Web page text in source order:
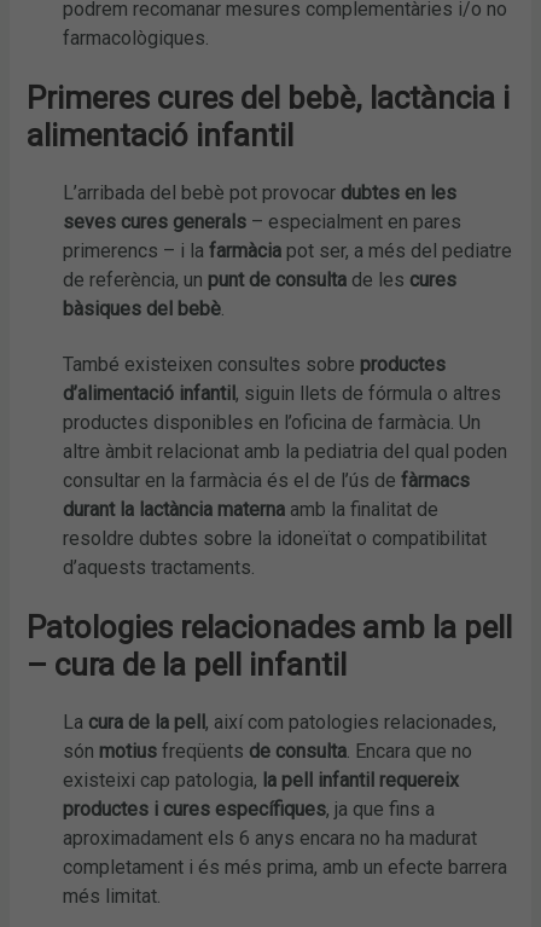
podrem recomanar mesures complementàries i/o no
farmacològiques.
Primeres cures del bebè, lactància i
alimentació infantil
L’arribada del bebè pot provocar dubtes en les
seves cures generals – especialment en pares
primerencs – i lafarmàcia pot ser, a més del pediatre
de referència, un punt de consulta de les cures
bàsiques del bebè.
També existeixen consultes sobre productes
d’alimentació infantil, siguin llets de fórmula o altres
productes disponibles en l’oficina de farmàcia. Un
altre àmbit relacionat amb la pediatria del qual poden
consultar en la farmàcia és el de l’ús defàrmacs
durant la lactància materna amb la finalitat de
resoldre dubtes sobre la idoneïtat o compatibilitat
d’aquests tractaments.
Patologies relacionades amb la pell
– cura de la pell infantil
La cura de la pell, així com patologies relacionades,
són motius freqüents de consulta . Encara que no
existeixi cap patologia, la pell infantil requereix
productes i cures específiques, ja que fins a
aproximadament els 6 anys encara no ha madurat
completament i és més prima, amb un efecte barrera
més limitat.